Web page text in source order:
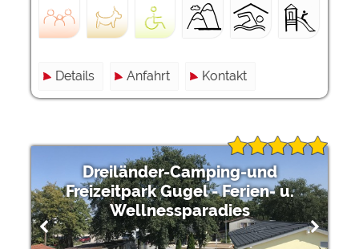
Details Anfahrt Kontakt
Dreiländer-Camping-und
Freizeitpark Gugel - Ferien- u.
Wellnessparadies